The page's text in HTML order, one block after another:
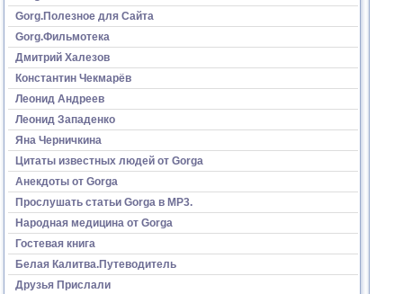
Gorg.Полезное для Сайта
Gorg.Фильмотека
Дмитрий Халезов
Константин Чекмарёв
Леонид Андреев
Леонид Западенко
Яна Черничкина
Цитаты известных людей от Gorga
Анекдоты от Gorga
Прослушать статьи Gorga в МР3.
Народная медицина от Gorga
Гостевая книга
Белая Калитва.Путеводитель
Друзья Прислали